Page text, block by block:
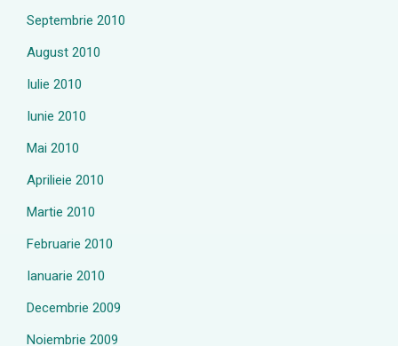
Septembrie 2010
August 2010
Iulie 2010
Iunie 2010
Mai 2010
Aprilieie 2010
Martie 2010
Februarie 2010
Ianuarie 2010
Decembrie 2009
Noiembrie 2009